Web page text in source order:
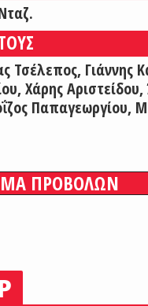
Τσέλεπος, Γιάννης
Χάρης
Παπαγεωργίου,
ΠΡΟΒΟΛΩΝ